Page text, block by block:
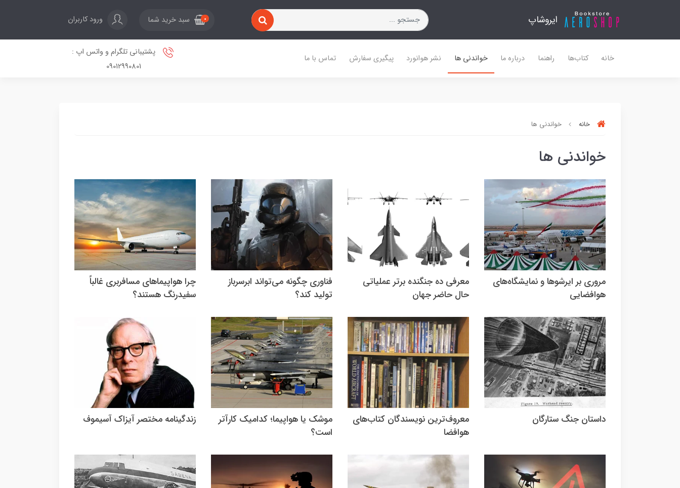
ایروشاپ 0 سبد خرید شما ورود کاربران
خانه کتاب‌ها راهنما درباره ما خواندنی ها نشر هوانورد پیگیری سفارش تماس با ما
پشتیبانی تلگرام و واتس اپ :
09012990801
خانه خواندنی ها
خواندنی ها
مروری بر ایرشوها و نمايشگاه‌های
هوافضایی
معرفی ده جنگنده برتر عملیاتی
حال حاضر جهان
فناوری چگونه می‌تواند ابرسرباز
تولید کند؟
چرا هواپیماهای مسافربری غالباً
سفیدرنگ هستند؟
داستان جنگ ستارگان
معروف‌ترین نویسندگان کتاب‌های
هوافضا
موشک یا هواپیما؛ کدامیک کارآتر
است؟
زندگینامه مختصر آیزاک آسیموف